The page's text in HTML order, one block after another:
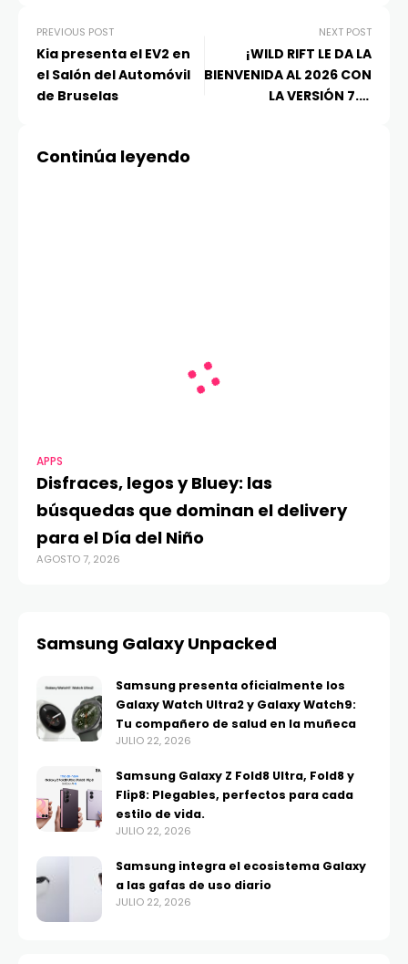
PREVIOUS POST
Kia presenta el EV2 en
el Salón del Automóvil
de Bruselas
NEXT POST
¡WILD RIFT LE DA LA
BIENVENIDA AL 2026 CON
LA VERSIÓN 7.0:
Continúa leyendo
APPS
Disfraces, legos y Bluey: las
búsquedas que dominan el delivery
para el Día del Niño
AGOSTO 7, 2026
Samsung Galaxy Unpacked
Samsung presenta oficialmente los
Galaxy Watch Ultra2 y Galaxy Watch9:
Tu compañero de salud en la muñeca
JULIO 22, 2026
Samsung Galaxy Z Fold8 Ultra, Fold8 y
Flip8: Plegables, perfectos para cada
estilo de vida.
JULIO 22, 2026
Samsung integra el ecosistema Galaxy
a las gafas de uso diario
JULIO 22, 2026